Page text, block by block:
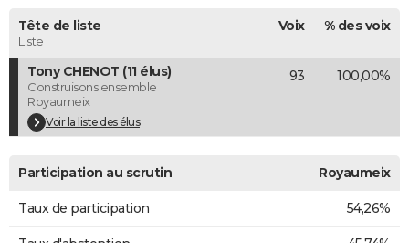
Dictionnaire
Biographies
Citations
Expressions
Proverbes
PROGRAMME TV
COPAINS D'AVANT
S'inscrire
Se connecter
Lycées
Collèges
Primaires
Universités
Entreprises
Service militaire
Avis de recherche
AVIS DE DÉCÈS
FORUM
Bricolage
Lifestyle
Culture
Sport
Auto
Television
Voyage
Cinema
Tête de liste
Liste
Voix % des voix
Tony CHENOT (11 élus)
Construisons ensemble
Royaumeix
Voir la liste des élus
93 100,00%
Participation au scrutin Royaumeix
Taux de participation 54,26%